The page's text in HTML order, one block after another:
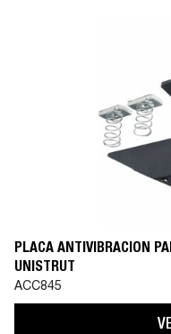
PLACA ANTIVIBRACIÓN
UNISTRUT
ACC845